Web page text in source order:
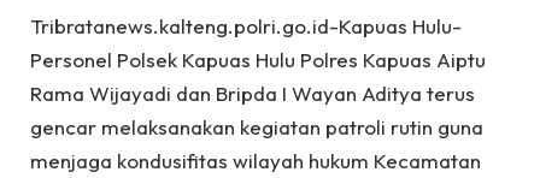
Tribratanews.kalteng.polri.go.id-Kapuas Hulu-
Personel Polsek Kapuas Hulu Polres Kapuas Aiptu
Rama Wijayadi dan Bripda I Wayan Aditya terus
gencar melaksanakan kegiatan patroli rutin guna
menjaga kondusifitas wilayah hukum Kecamatan